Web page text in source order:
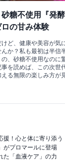
糖不使用『発
の甘み体験
ど、健康や美容が気
か？私も最初は半信
、砂糖不使用なのに
事を読めば、この次世
る無限の楽しみ方が
援！心と体に寄り添う
がプロマールに登場
た「血液ケア」の力